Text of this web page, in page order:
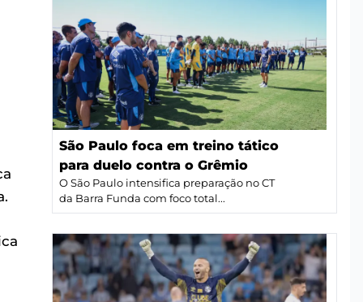
São Paulo foca em treino tático
para duelo contra o Grêmio
O São Paulo intensifica preparação no CT
da Barra Funda com foco total...